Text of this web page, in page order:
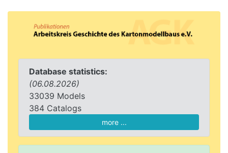
Database statistics:
(06.08.2026)
33039 Models
384 Catalogs
more ...